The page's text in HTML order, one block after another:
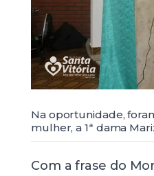
Na oportunidade,
mulher, a 1ª dama
Com a frase do